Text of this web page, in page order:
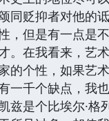
同贬抑者对他的
，但是有一点是
。在我看来，艺
的个性，如果艺
一千个缺点，我
兹是个比埃尔·格